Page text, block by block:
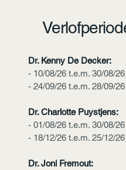
Dr. Kenny De Decker:
- 10/08/26 t.e.m. 30/08/26
- 24/09/26 t.e.m. 28/09/26
Dr. Charlotte Puystjens:
- 01/08/26 t.e.m. 30/08/26
- 18/12/26 t.e.m. 25/12/26
Dr. Joni Fremout: